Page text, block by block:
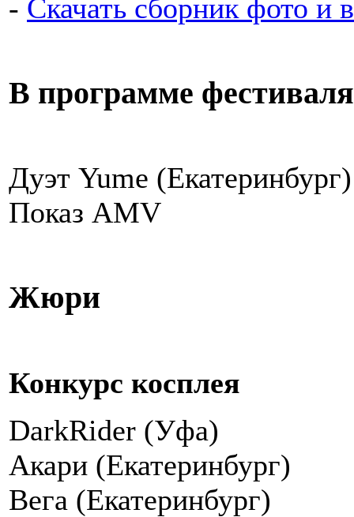
- Скачать сборник фото и
В программе фестиваля
Дуэт Yume
Показ AMV
Жюри
Конкурс косплея
DarkRider (Уфа)
Акари (Екатеринбург)
Вега (Екатеринбург)